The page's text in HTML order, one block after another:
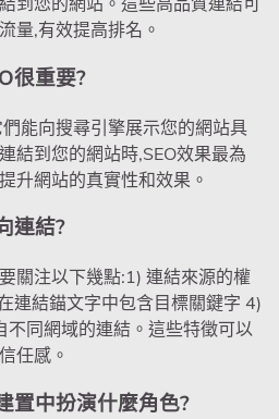
量,有效提高排名。
很重要?
能向搜尋引擎展示您的網站具
結到您的網站時,SEO效果最為
升網站的真實性和效果。
連結?
關注以下幾點:1) 連結來源的權
連結錨文字中包含目標關鍵字 4)
同網域的連結。這些特徵可以
任感。
置中扮演什麼角色?